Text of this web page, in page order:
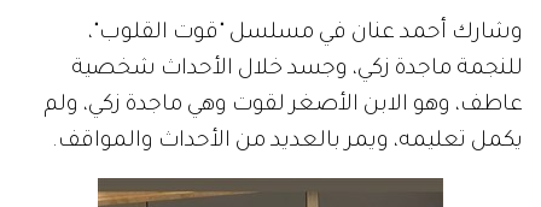
وشارك أحمد عنان في مسلسل "قوت القلوب"،
للنجمة ماجدة زكي، وجسد خلال الأحداث شخصية
عاطف، وهو الابن الأصغر لقوت وهي ماجدة زكي، ولم
يكمل تعليمه، ويمر بالعديد من الأحداث والمواقف.